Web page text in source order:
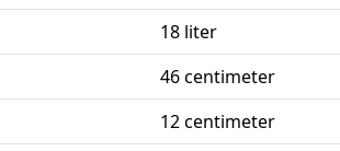
18 liter
46 centimeter
12 centimeter